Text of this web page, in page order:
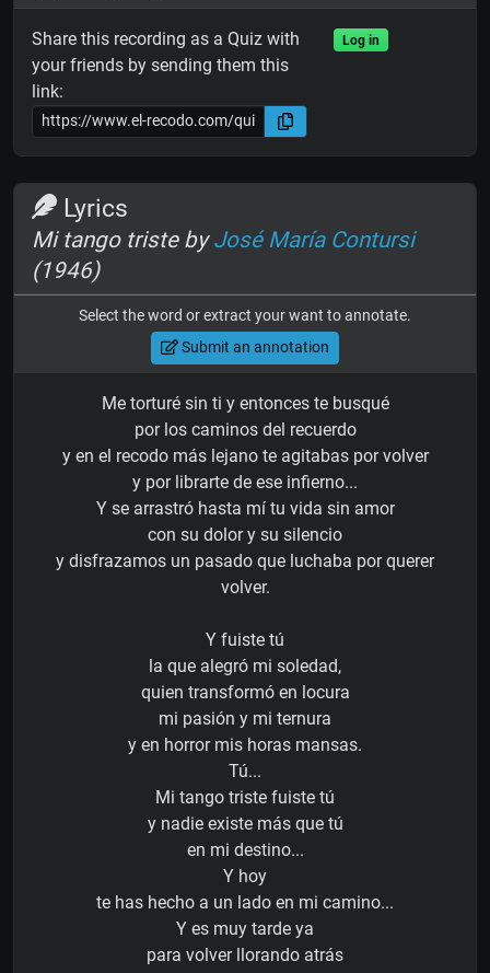
Share this recording as a Quiz with
your friends by sending them this
link:
Log in
Lyrics
Mi tango triste byJosé María Contursi
(1946)
Select the word or extract your want to annotate.
Submit an annotation
Me torturé sin ti y entonces te busqué
por los caminos del recuerdo
y en el recodo más lejano te agitabas por volver
y por librarte de ese infierno...
Y se arrastró hasta mí tu vida sin amor
con su dolor y su silencio
y disfrazamos un pasado que luchaba por querer
volver.
Y fuiste tú
la que alegró mi soledad,
quien transformó en locura
mi pasión y mi ternura
y en horror mis horas mansas.
Tú...
Mi tango triste fuiste tú
y nadie existe más que tú
en mi destino...
Y hoy
te has hecho a un lado en mi camino...
Y es muy tarde ya
para volver llorando atrás